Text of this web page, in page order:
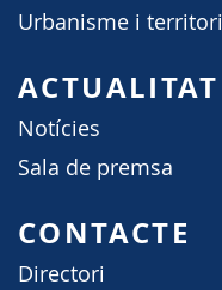
Urbanisme i territori
ACTUALITAT
Notícies
Sala de premsa
CONTACTE
Directori